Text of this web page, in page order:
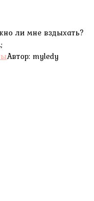
ли мне вздыхать?
Автор: myledy